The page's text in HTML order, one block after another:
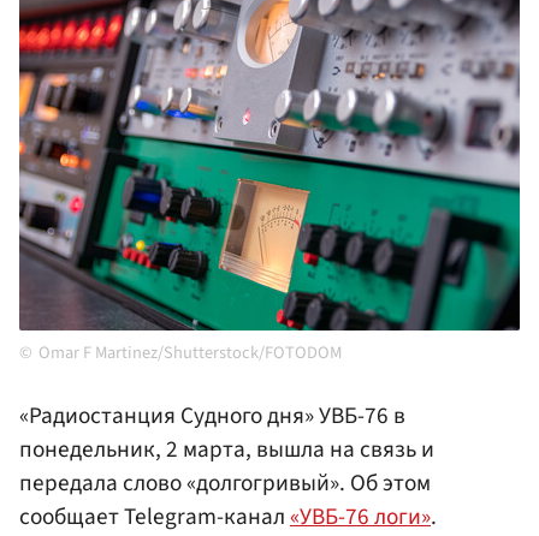
Omar F Martinez/Shutterstock/FOTODOM
«Радиостанция Судного дня» УВБ-76 в
понедельник, 2 марта, вышла на связь и
передала слово «долгогривый». Об этом
сообщает Telegram-канал«УВБ-76 логи».